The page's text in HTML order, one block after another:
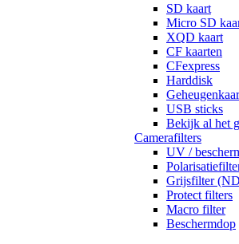
SD kaart
Micro SD
XQD kaart
CF kaarten
CFexpress
Harddisk
USB sticks
Bekijk al het
Camerafilters
UV /
Grijsfilter
Protect filters
Macro filter
Beschermdop